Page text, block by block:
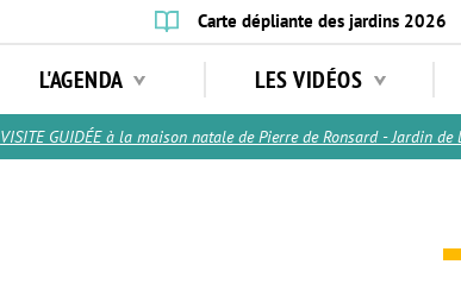
Carte dépliante des jardins 2026
L'AGENDA LES VIDÉOS
VISITE GUIDÉE à la maison natale de Pierre de Ronsard - Jardin de